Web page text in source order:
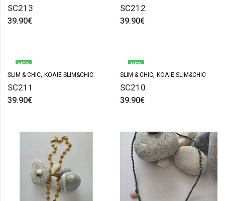
SC213
39.90€
SC212
39.90€
ΝΈΟ
SLIM & CHIC, ΚΟΛΙΈ SLIM&CHIC
SC211
39.90€
ΝΈΟ
SLIM & CHIC, ΚΟΛΙΈ SLIM&CHIC
SC210
39.90€